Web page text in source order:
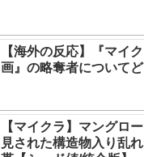
【海外の反応】『マイ
画』の略奪者について
【マイクラ】マングロ
見された構造物入り乱